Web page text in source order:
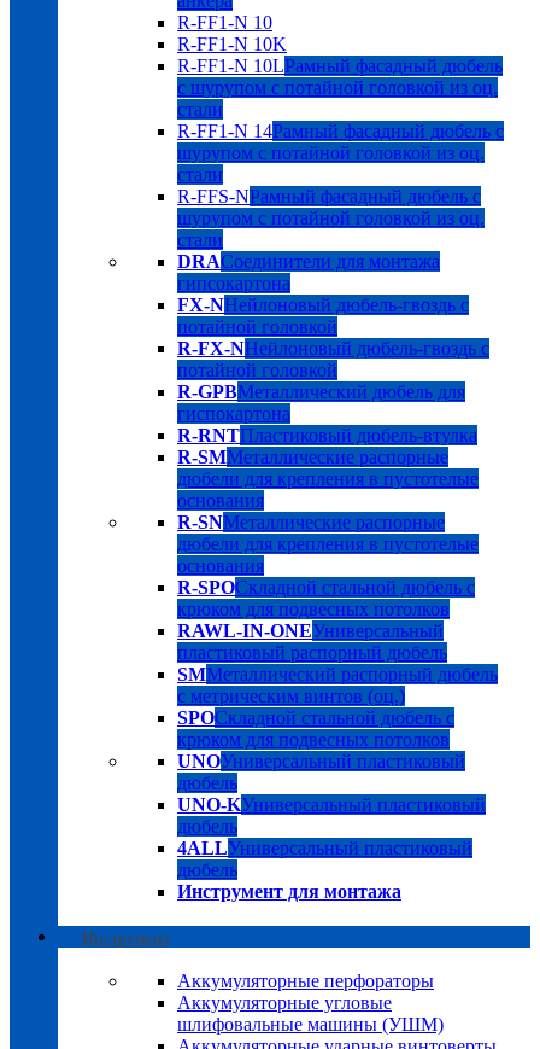
R-FF1-N 10
R-FF1-N 10K
R-FF1-N 10LРамный фасадный дюбель
с шурупом с потайной головкой из оц.
стали
R-FF1-N 14Рамный фасадный дюбель с
шурупом с потайной головкой из оц.
стали
R-FFS-NРамный фасадный дюбель с
шурупом с потайной головкой из оц.
стали
DRAСоединители для монтажа
гипсокартона
FX-NНейлоновый дюбель-гвоздь с
потайной головкой
R-FX-NНейлоновый дюбель-гвоздь с
потайной головкой
R-GPBМеталлический дюбель для
гиспокартона
R-RNTПластиковый дюбель-втулка
R-SMМеталлические распорные
дюбели для крепления в пустотелые
основания
R-SNМеталлические распорные
дюбели для крепления в пустотелые
основания
R-SPOСкладной стальной дюбель с
крюком для подвесных потолков
RAWL-IN-ONEУниверсальный
пластиковый распорный дюбель
SMМеталлический распорный дюбель
с метрическим винтов (оц.)
SPOСкладной стальной дюбель с
крюком для подвесных потолков
UNOУниверсальный пластиковый
дюбель
UNO-KУниверсальный пластиковый
дюбель
4ALLУниверсальный пластиковый
дюбель
Инструмент для монтажа
Инструмент
Аккумуляторные перфораторы
Аккумуляторные угловые
шлифовальные машины (УШМ)